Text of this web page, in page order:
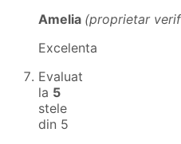
Amelia (proprietar
Excelenta
Evaluat
la 5
stele
din 5